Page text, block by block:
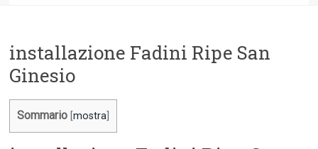
installazione Fadini Ripe San
Ginesio
Sommario [mostra